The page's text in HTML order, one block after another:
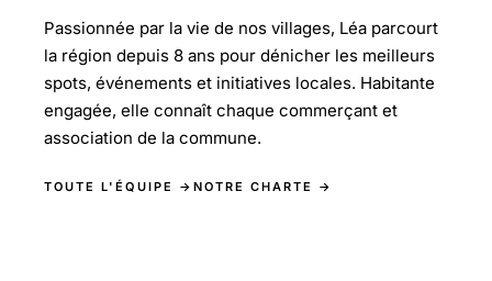
Passionnée par la vie de nos villages, Léa parcourt
la région depuis 8 ans pour dénicher les meilleurs
spots, événements et initiatives locales. Habitante
engagée, elle connaît chaque commerçant et
association de la commune.
TOUTE L'ÉQUIPE → NOTRE CHARTE →